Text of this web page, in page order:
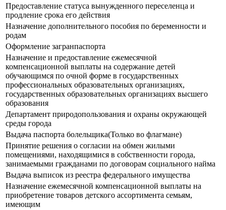
Предоставление статуса вынужденного переселенца и
продление срока его действия
Назначение дополнительного пособия по беременности и
родам
Оформление загранпаспорта
Назначение и предоставление ежемесячной
компенсационной выплаты на содержание детей
обучающимся по очной форме в государственных
профессиональных образовательных организациях,
государственных образовательных организациях высшего
образования
Департамент природопользования и охраны окружающей
среды города
Выдача паспорта болельщика(Только во флагмане)
Принятие решения о согласии на обмен жилыми
помещениями, находящимися в собственности города,
занимаемыми гражданами по договорам социального найма
Выдача выписок из реестра федерального имущества
Назначение ежемесячной компенсационной выплаты на
приобретение товаров детского ассортимента семьям,
имеющим